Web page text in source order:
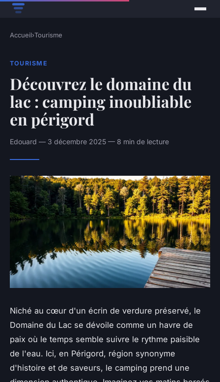
Accueil›Tourisme
TOURISME
Découvrez le domaine du
lac : camping inoubliable
en périgord
Edouard — 3 décembre 2025 — 8 min de lecture
Niché au cœur d'un écrin de verdure préservé, le
Domaine du Lac se dévoile comme un havre de
paix où le temps semble suivre le rythme paisible
de l'eau. Ici, en Périgord, région synonyme
d'histoire et de saveurs, le camping prend une